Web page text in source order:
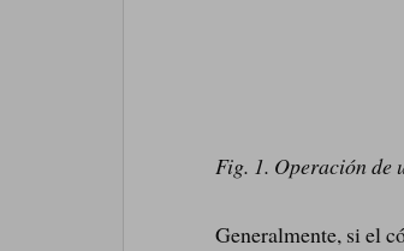
Fig. 1. Operación de
Generalmente, si el